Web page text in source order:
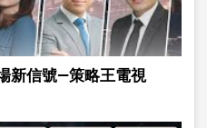
新信號—策略王電視